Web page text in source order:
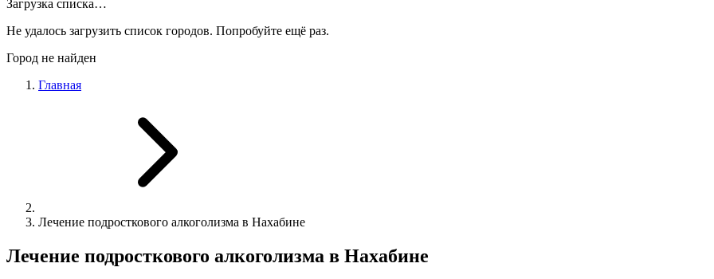
Загрузка списка…
Не удалось загрузить список городов. Попробуйте ещё раз.
Город не найден
Главная
Лечение подросткового алкоголизма в Нахабине
Лечение подросткового алкоголизма в Нахабине